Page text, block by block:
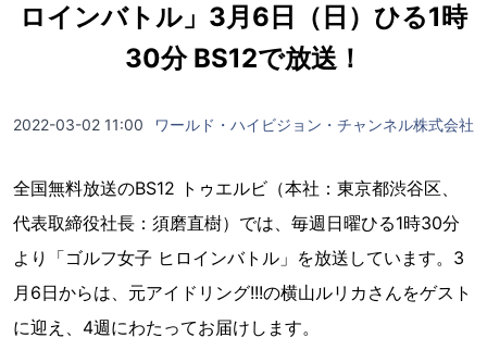
ロインバトル」3月6日（日）ひる1時
30分 BS12で放送！
2022-03-02 11:00 ワールド・ハイビジョン・チャンネル株式会社
全国無料放送のBS12 トゥエルビ（本社：東京都渋谷区、
代表取締役社長：須磨直樹）では、毎週日曜ひる1時30分
より「ゴルフ女子 ヒロインバトル」を放送しています。3
月6日からは、元アイドリング!!!の横山ルリカさんをゲスト
に迎え、4週にわたってお届けします。